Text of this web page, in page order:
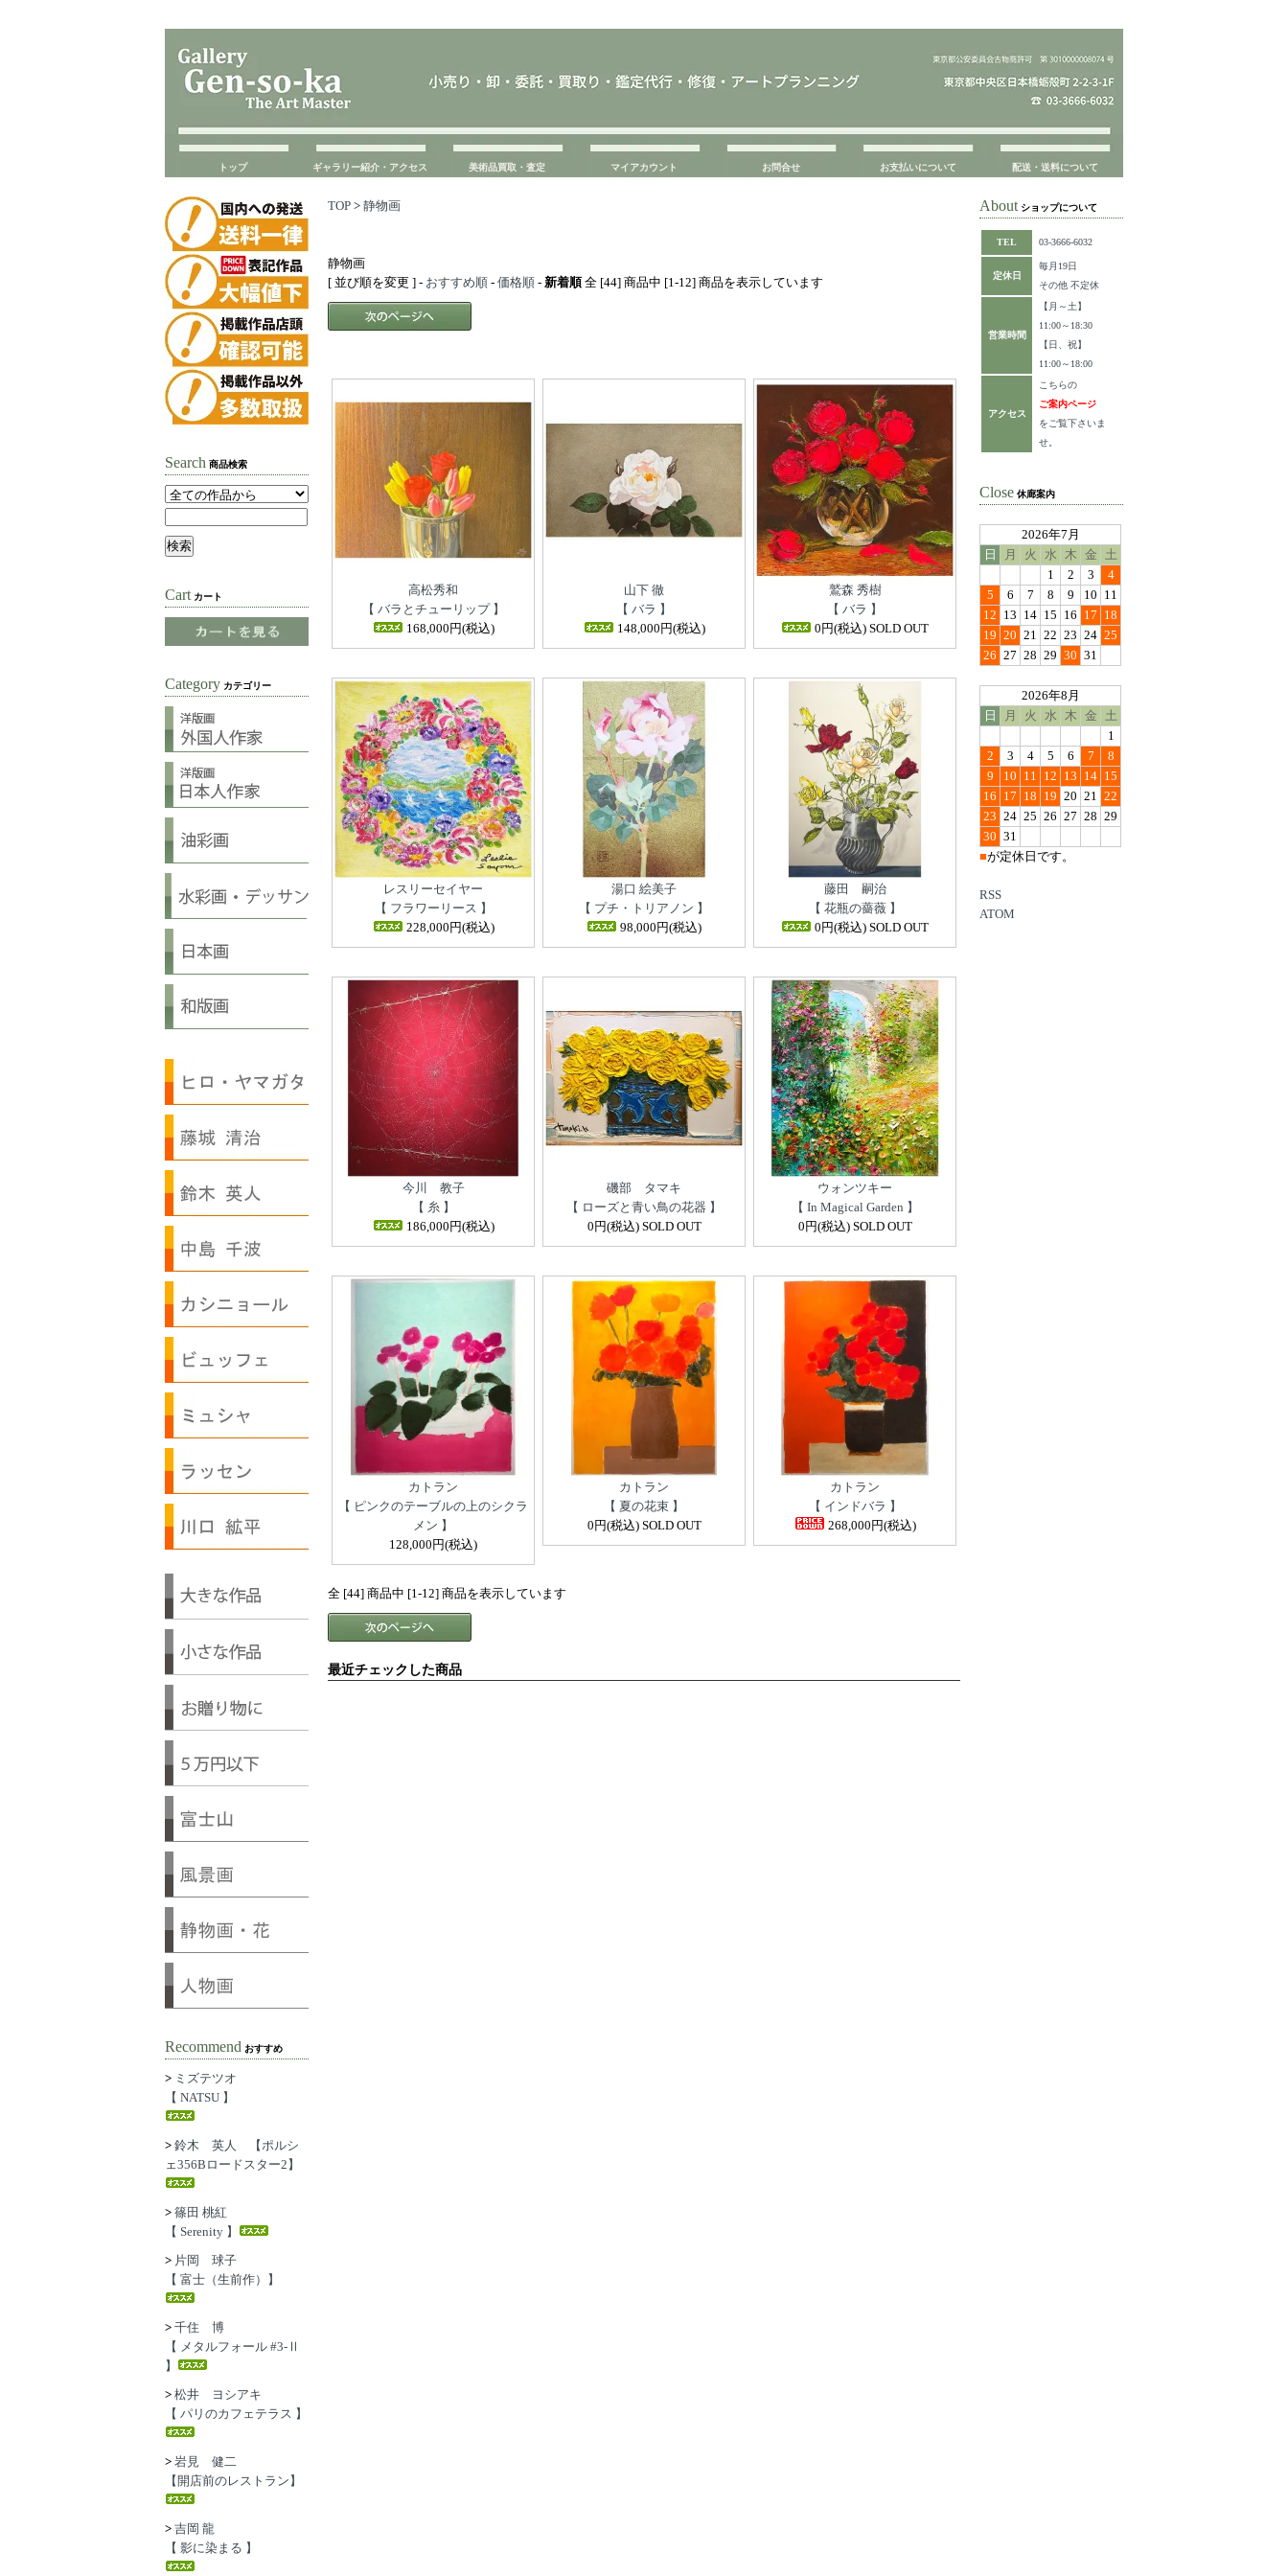
トップ ギャラリー紹介・アクセス 美術品買取・査定 マイアカウント お問合せ お支払いについて 配送・送料について
TOP > 静物画
静物画
[ 並び順を変更 ] - おすすめ順 - 価格順 - 新着順全 [44] 商品中 [1-12] 商品を表示しています
高松秀和
【 バラとチューリップ 】
168,000円(税込)
山下 徹
【 バラ 】
148,000円(税込)
鷲森 秀樹
【 バラ 】
0円(税込) SOLD OUT
レスリーセイヤー
【 フラワーリース 】
228,000円(税込)
湯口 絵美子
【 プチ・トリアノン 】
98,000円(税込)
藤田 嗣治
【 花瓶の薔薇 】
0円(税込) SOLD OUT
今川 教子
【 糸 】
186,000円(税込)
磯部 タマキ
【 ローズと青い鳥の花器 】
0円(税込) SOLD OUT
ウォンツキー
【 In Magical Garden 】
0円(税込) SOLD OUT
カトラン
【 ピンクのテーブルの上のシクラ
メン 】
128,000円(税込)
カトラン
【 夏の花束 】
0円(税込) SOLD OUT
カトラン
【 インドバラ 】
268,000円(税込)
全 [44] 商品中 [1-12] 商品を表示しています
最近チェックした商品
Search 商品検索
Cart カート
Category カテゴリー
Recommend おすすめ
> ミズテツオ
【 NATSU 】
> 鈴木 英人 【ポルシ
ェ356Bロードスター2】
> 篠田 桃紅
【 Serenity 】
> 片岡 球子
【 富士（生前作）】
> 千住 博
【 メタルフォール #3-Ⅱ
】
> 松井 ヨシアキ
【 パリのカフェテラス 】
> 岩見 健二
【開店前のレストラン】
> 吉岡 龍
【 影に染まる 】
About ショップについて
TEL 03-3666-6032
定休日
毎月19日
その他 不定休
営業時間
【月～土】
11:00～18:30
【日、祝】
11:00～18:00
アクセス
こちらの
ご案内ページ
をご覧下さいま
せ。
Close 休廊案内
2026年7月
日
月 火 水 木 金
土
1
2 3
4
5
6 7 8 9 10 11
12 13 14 15 16 17 18
19 20 21 22 23 24 25
26 27 28 29 30 31
2026年8月
日
月 火 水 木 金
土
1
2
3 4 5 6 7
8
9
10 11 12 13 14 15
16 17 18 19 20 21 22
23 24 25 26 27 28 29
30 31
■が定休日です。
RSS
ATOM